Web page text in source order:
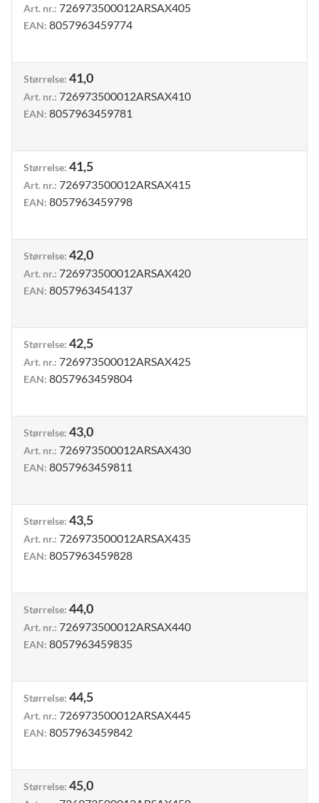
Art. nr.: 726973500012ARSAX405
EAN: 8057963459774
Størrelse: 41,0
Art. nr.: 726973500012ARSAX410
EAN: 8057963459781
Størrelse: 41,5
Art. nr.: 726973500012ARSAX415
EAN: 8057963459798
Størrelse: 42,0
Art. nr.: 726973500012ARSAX420
EAN: 8057963454137
Størrelse: 42,5
Art. nr.: 726973500012ARSAX425
EAN: 8057963459804
Størrelse: 43,0
Art. nr.: 726973500012ARSAX430
EAN: 8057963459811
Størrelse: 43,5
Art. nr.: 726973500012ARSAX435
EAN: 8057963459828
Størrelse: 44,0
Art. nr.: 726973500012ARSAX440
EAN: 8057963459835
Størrelse: 44,5
Art. nr.: 726973500012ARSAX445
EAN: 8057963459842
Størrelse: 45,0